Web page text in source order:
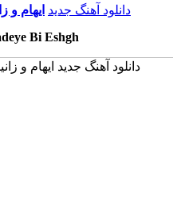
دانلود آهنگ جدید ایهام و
Bi Eshgh